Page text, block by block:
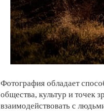
Фотография обладает
общества, культур и точек
взаимодействовать с